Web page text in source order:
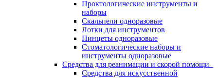
Проктологические инструменты и
наборы
Скальпели одноразовые
Лотки для инструментов
Пинцеты одноразовые
Стоматологические наборы и
инструменты одноразовые
Средства для реанимации и скорой помощи
Средства для искусственной